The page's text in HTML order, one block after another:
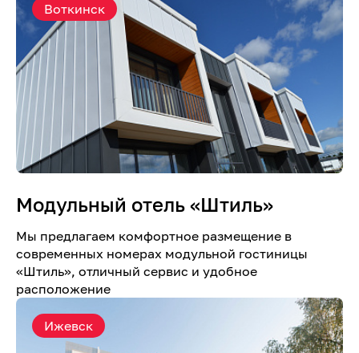
Воткинск
Модульный отель «Штиль»
Мы предлагаем комфортное размещение в
современных номерах модульной гостиницы
«Штиль», отличный сервис и удобное
расположение
Ижевск